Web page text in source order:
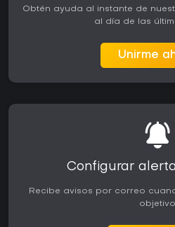
Obtén ayuda al instante de
al día de las
Unirme
Configurar
Recibe avisos por correo
objetivo